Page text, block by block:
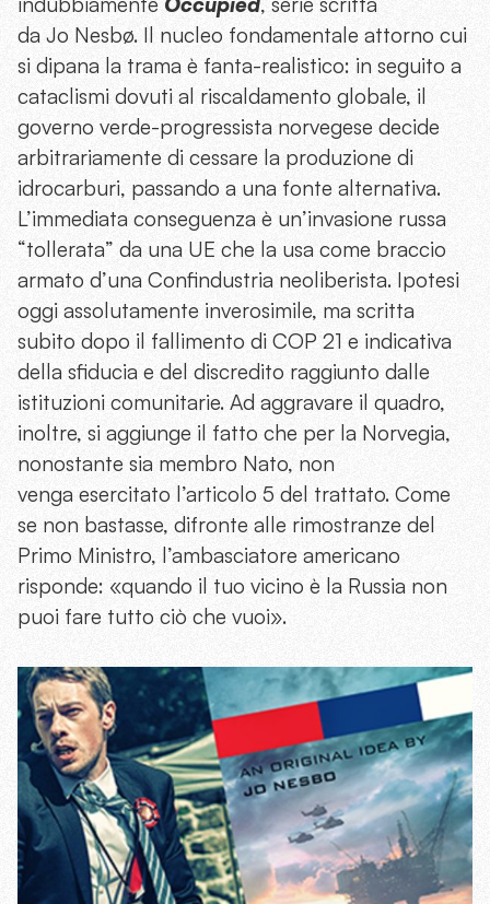
da Jo Nesbø. Il nucleo fondamentale attorno cui
si dipana la trama è fanta-realistico: in seguito a
cataclismi dovuti al riscaldamento globale, il
governo verde-progressista norvegese decide
arbitrariamente di cessare la produzione di
idrocarburi, passando a una fonte alternativa.
L’immediata conseguenza è un’invasione russa
“tollerata” da una UE che la usa come braccio
armato d’una Confindustria neoliberista. Ipotesi
oggi assolutamente inverosimile, ma scritta
subito dopo il fallimento di COP 21 e indicativa
della sfiducia e del discredito raggiunto dalle
istituzioni comunitarie. Ad aggravare il quadro,
inoltre, si aggiunge il fatto che per la Norvegia,
nonostante sia membro Nato, non
venga esercitato l’articolo 5 del trattato. Come
se non bastasse, difronte alle rimostranze del
Primo Ministro, l’ambasciatore americano
risponde: «quando il tuo vicino è la Russia non
puoi fare tutto ciò che vuoi».